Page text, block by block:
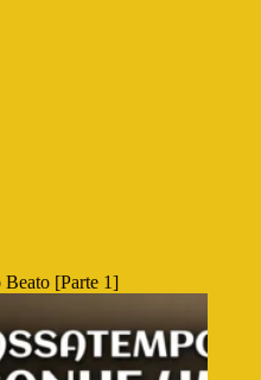
Beato [Parte 1]